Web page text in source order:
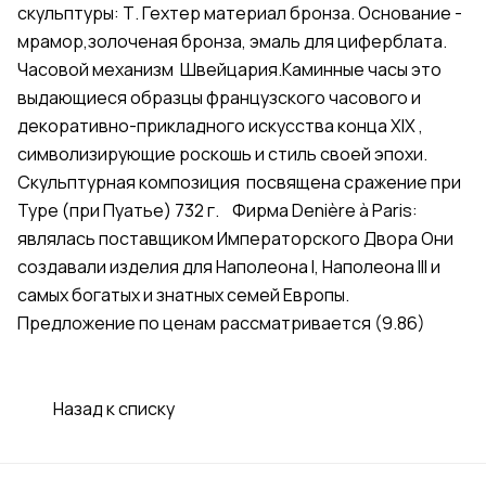
скульптуры: Т. Гехтер материал бронза. Основание -
мрамор,золоченая бронза, эмаль для циферблата.
Часовой механизм Швейцария.Каминные часы это
выдающиеся образцы французского часового и
декоративно-прикладного искусства конца XIX ,
символизирующие роскошь и стиль своей эпохи.
Скульптурная композиция посвящена сражение при
Туре (при Пуатье) 732 г. Фирма Denière à Paris:
являлась поставщиком Императорского Двора Они
создавали изделия для Наполеона I, Наполеона III и
самых богатых и знатных семей Европы.
Предложение по ценам рассматривается (9.86)
Назад к списку